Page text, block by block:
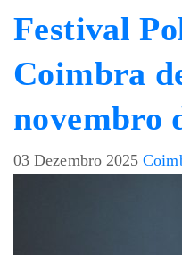
Festival
Coimbra
novembro
03 Dezembro 2025